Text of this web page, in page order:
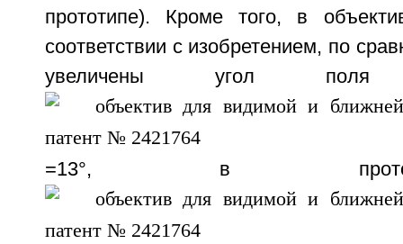
прототипе). Кроме того, в
соответствии с изобретением, по
увеличены угол
=13°, в